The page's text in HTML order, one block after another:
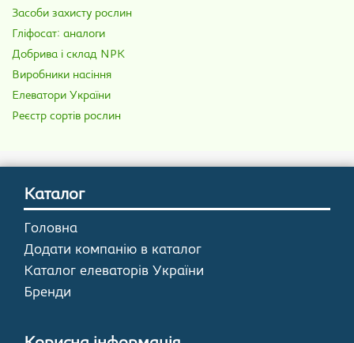
Засоби захисту рослин
Гліфосат: аналоги
Добрива і склад NPK
Виробники насіння
Елеватори України
Реєстр сортів рослин
Каталог
Головна
Додати компанію в каталог
Каталог елеваторів України
Бренди